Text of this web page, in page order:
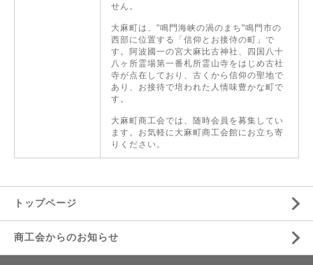
せん。
大麻町は、"鳴門海峡の渦のまち"鳴門市の
西部に位置する「信仰とお接侍の町」で
す。阿波國一の宮大麻比古神社、四国八十
八ヶ所霊場第一番札所霊山寺をはじめ古社
寺が点在しており、古くから信仰の聖地で
あり、お接待で培われた人情味豊かな町で
す。
大麻町商工会では、随時会員を募集してい
ます。お気軽に大麻町商工会館にお立ち寄
りください。
トップページ
商工会からのお知らせ